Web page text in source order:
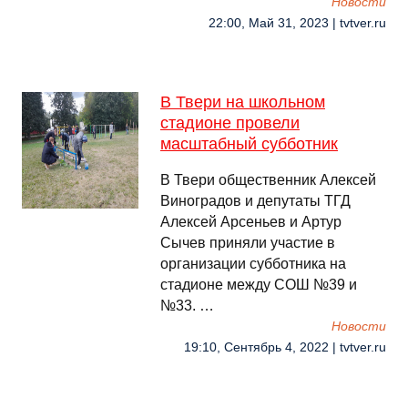
22:00, Май 31, 2023 | tvtver.ru
В Твери на школьном
стадионе провели
масштабный субботник
В Твери общественник Алексей
Виноградов и депутаты ТГД
Алексей Арсеньев и Артур
Сычев приняли участие в
организации субботника на
стадионе между СОШ №39 и
№33. …
Новости
19:10, Сентябрь 4, 2022 | tvtver.ru